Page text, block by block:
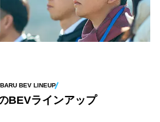
BEV LINEUP
BEVラインアップ